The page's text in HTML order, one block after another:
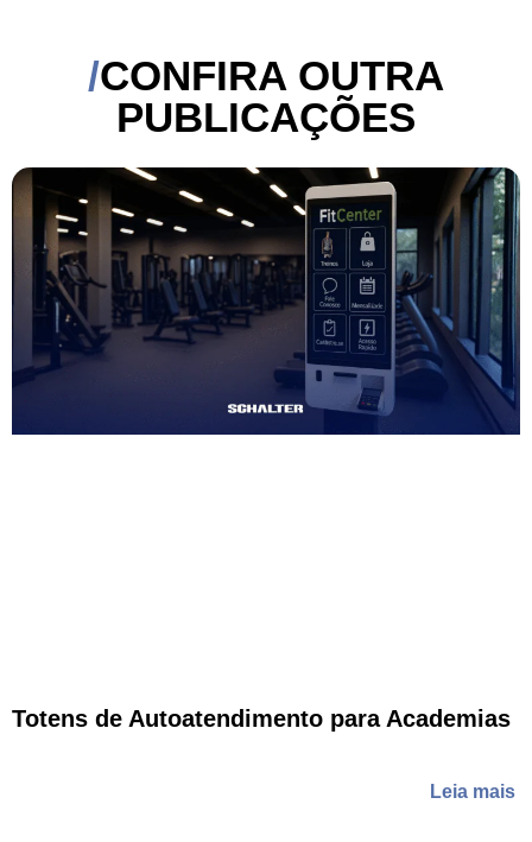
CONFIRA OUTRA
PUBLICAÇÕES
Totens de Autoatendimento para Academias
Leia mais